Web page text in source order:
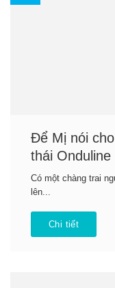
Để Mị nói
thái Onduline
Có một chàng trai
lên...
Chi tiết